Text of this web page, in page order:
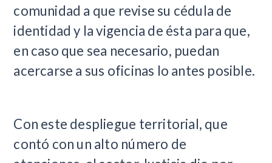
comunidad a que revise su cédula de
identidad y la vigencia de ésta para que,
en caso que sea necesario, puedan
acercarse a sus oficinas lo antes posible.
Con este despliegue territorial, que
contó con un alto número de